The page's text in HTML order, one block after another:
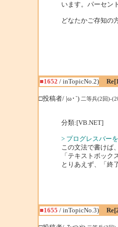
います。パーセン
どなたかご存知の
■1652 / inTopicNo.2)
□投稿者/ |ω･`) 二等兵(2回)-
分類:[VB.NET]
> プログレスバー
この文法で書けば、
「テキストボッ
とりあえず、「終
■1655 / inTopicNo.3)